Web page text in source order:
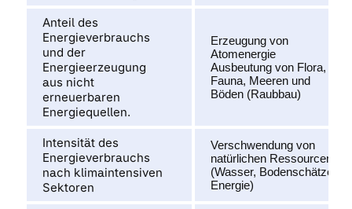
Anteil des
Energieverbrauchs
und der
Energieerzeugung
aus nicht
erneuerbaren
Energiequellen.
Erzeugung von
Atomenergie
Ausbeutung von Flora,
Fauna, Meeren und
Böden (Raubbau)
Intensität des
Energieverbrauchs
nach klimaintensiven
Sektoren
Verschwendung von
natürlichen Ressourcen
(Wasser, Bodenschätze,
Energie)